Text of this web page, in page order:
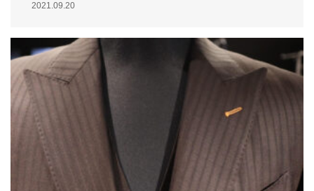
2021.09.20